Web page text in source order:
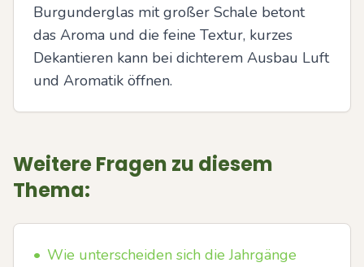
Burgunderglas mit großer Schale betont
das Aroma und die feine Textur, kurzes
Dekantieren kann bei dichterem Ausbau Luft
und Aromatik öffnen.
Weitere Fragen zu diesem
Thema:
• Wie unterscheiden sich die Jahrgänge